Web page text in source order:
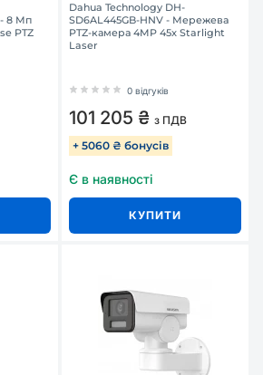
- 8 Мп
PTZ
Dahua Technology DH-
SD6AL445GB-HNV - Мережева
PTZ-камера 4MP 45x Starlight
Laser
0 відгуків
101 205 ₴ з ПДВ
+ 5060 ₴ бонусів
Є в наявності
КУПИТИ